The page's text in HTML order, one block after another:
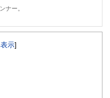
ナー。
フロー分析に基づいた家計相談を
入、年金、資産運用、保険、離婚
にした講演は延べ800校以上の高
詳しいファイナンシャル・プラン
示]